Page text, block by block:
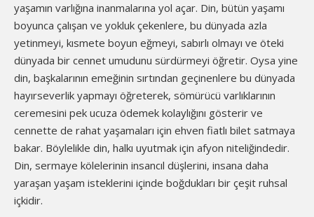
yaşamın varlığına inanmalarına yol açar. Din, bütün yaşamı
boyunca çalışan ve yokluk çekenlere, bu dünyada azla
yetinmeyi, kısmete boyun eğmeyi, sabırlı olmayı ve öteki
dünyada bir cennet umudunu sürdürmeyi öğretir. Oysa yine
din, başkalarının emeğinin sırtından geçinenlere bu dünyada
hayırseverlik yapmayı öğreterek, sömürücü varlıklarının
ceremesini pek ucuza ödemek kolaylığını gösterir ve
cennette de rahat yaşamaları için ehven fiatlı bilet satmaya
bakar. Böylelikle din, halkı uyutmak için afyon niteliğindedir.
Din, sermaye kölelerinin insancıl düşlerini, insana daha
yaraşan yaşam isteklerini içinde boğdukları bir çeşit ruhsal
içkidir.